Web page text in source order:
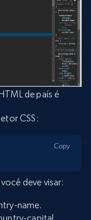
de país é
CSS:
Copy
deve visar:
name.
capital.